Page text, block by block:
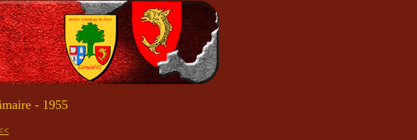
- 1955